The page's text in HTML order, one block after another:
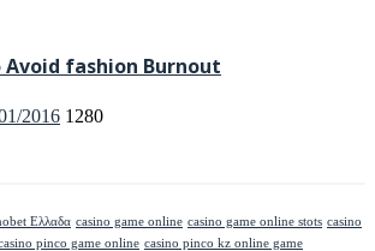
Avoid fashion Burnout
2016 1280
Ελλαδα casino game online casino game online stots casino
pinco game online casino pinco kz online game